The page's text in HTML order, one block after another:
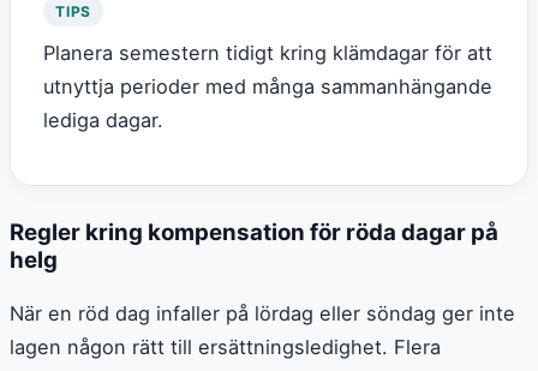
TIPS
Planera semestern tidigt kring klämdagar för att
utnyttja perioder med många sammanhängande
lediga dagar.
Regler kring kompensation för röda dagar på
helg
När en röd dag infaller på lördag eller söndag ger inte
lagen någon rätt till ersättningsledighet. Flera